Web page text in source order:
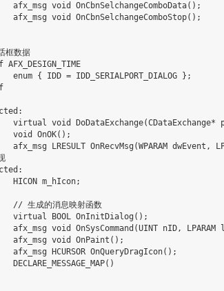
	afx_msg
void OnCbnSelchangeComboData( ) ;
	afx_msg
void OnCbnSelchangeComboStop( ) ;
框数据
AFX_DESIGN_TIME
enum { IDD = IDD_SERIALPORT_DIALOG } ;
:
virtual void DoDataExchange(CDataExchange*
void
OnOK( ) ;
	afx_msg LRESULT
OnRecvMsg (WPARAM dwEvent ,
:
	HICON m_hIcon
;
// 生成的消息映射函数
virtual BOOL OnInitDialog ( ) ;
	afx_msg
void OnSysCommand (UINT nID, LPARAM
	afx_msg
void OnPaint ( ) ;
	afx_msg HCURSOR
OnQueryDragIcon( ) ;
DECLARE_MESSAGE_MAP( )